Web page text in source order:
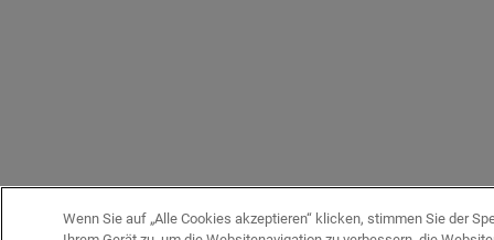
Wenn Sie auf „Alle Cookies akzeptieren“ klicken, stimmen Sie der